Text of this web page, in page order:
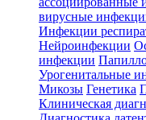
вирусные
Инфекции
Нейроинфекции
инфекции
Урогенитальные
Микозы Генетика
Клиническая